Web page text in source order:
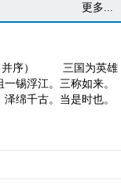
更多...
（并序） 三国为英雄
锡浮江。三称如来。
绵千古。当是时也。